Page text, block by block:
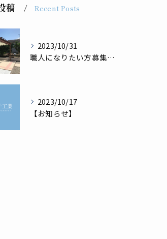
稿 Recent Posts
2023/10/31
職人になりたい方募集！！
2023/10/17
【お知らせ】